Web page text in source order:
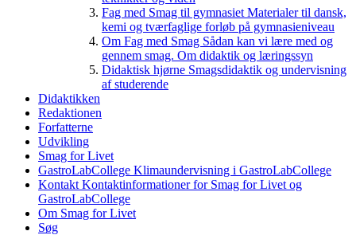
Fag med Smag til gymnasiet Materialer til dansk,
kemi og tværfaglige forløb på gymnasieniveau
Om Fag med Smag Sådan kan vi lære med og
gennem smag. Om didaktik og læringssyn
Didaktisk hjørne Smagsdidaktik og undervisning
af studerende
Didaktikken
Redaktionen
Forfatterne
Udvikling
Smag for Livet
GastroLabCollege Klimaundervisning i GastroLabCollege
Kontakt Kontaktinformationer for Smag for Livet og
GastroLabCollege
Om Smag for Livet
Søg